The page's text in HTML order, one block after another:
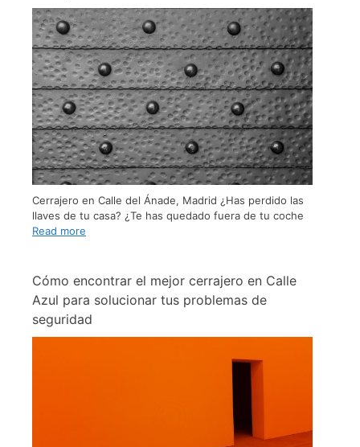
Cerrajero en Calle del Ánade, Madrid ¿Has perdido las
llaves de tu casa? ¿Te has quedado fuera de tu coche
Read more
Cómo encontrar el mejor cerrajero en Calle
Azul para solucionar tus problemas de
seguridad